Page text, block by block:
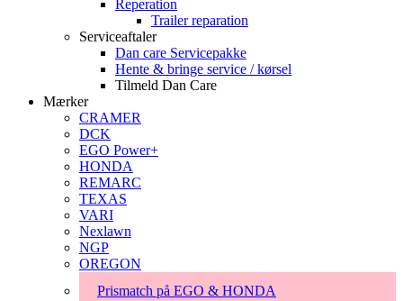
Reperation
Trailer reparation
Serviceaftaler
Dan care Servicepakke
Hente & bringe service / kørsel
Tilmeld Dan Care
Mærker
CRAMER
DCK
EGO Power+
HONDA
REMARC
TEXAS
VARI
Nexlawn
NGP
OREGON
Prismatch på EGO & HONDA